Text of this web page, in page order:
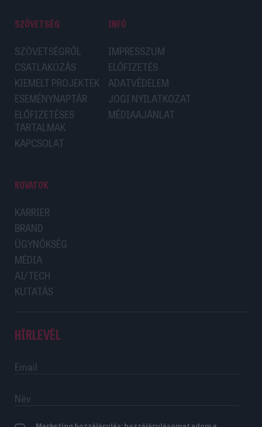
SZÖVETSÉG
SZÖVETSÉGRŐL
CSATLAKOZÁS
KIEMELT PROJEKTEK
ESEMÉNYNAPTÁR
ELŐFIZETÉSES
TARTALMAK
KAPCSOLAT
INFÓ
IMPRESSZUM
ELŐFIZETÉS
ADATVÉDELEM
JOGI NYILATKOZAT
MÉDIAAJÁNLAT
ROVATOK
KARRIER
BRAND
ÜGYNÖKSÉG
MÉDIA
AI/TECH
KUTATÁS
HÍRLEVÉL